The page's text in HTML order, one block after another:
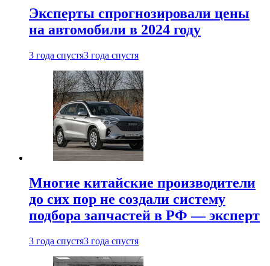
Эксперты спрогнозировали цены
на автомобили в 2024 году
3 года спустя3 года спустя
Многие китайские производители
до сих пор не создали систему
подбора запчастей в РФ — эксперт
3 года спустя3 года спустя